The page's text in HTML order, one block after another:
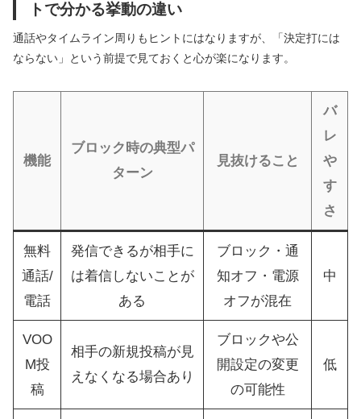
トで分かる挙動の違い
通話やタイムライン周りもヒントにはなりますが、「決定打には
ならない」という前提で見ておくと心が楽になります。
機能
ブロック時の典型パ
ターン
見抜けること
バ
レ
や
す
さ
無料
通話/
電話
発信できるが相手に
は着信しないことが
ある
ブロック・通
知オフ・電源
オフが混在
中
VOO
M投
稿
相手の新規投稿が見
えなくなる場合あり
ブロックや公
開設定の変更
の可能性
低